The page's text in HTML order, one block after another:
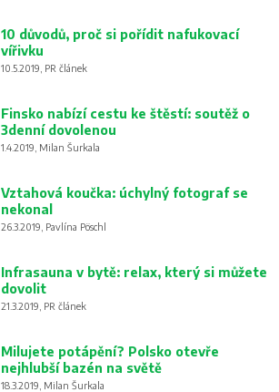
10 důvodů, proč si pořídit nafukovací
vířivku
10.5.2019, PR článek
Finsko nabízí cestu ke štěstí: soutěž o
3denní dovolenou
1.4.2019, Milan Šurkala
Vztahová koučka: úchylný fotograf se
nekonal
26.3.2019, Pavlína Pöschl
Infrasauna v bytě: relax, který si můžete
dovolit
21.3.2019, PR článek
Milujete potápění? Polsko otevře
nejhlubší bazén na světě
18.3.2019, Milan Šurkala